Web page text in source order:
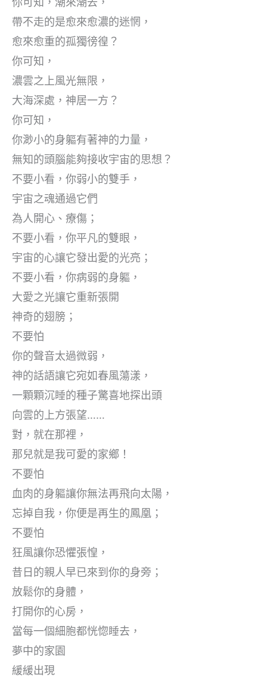
帶不走的是愈來愈濃的迷惘，
愈來愈重的孤獨徬徨？
你可知，
濃雲之上風光無限，
大海深處，神居一方？
你可知，
你渺小的身軀有著神的力量，
無知的頭腦能夠接收宇宙的思想？
不要小看，你弱小的雙手，
宇宙之魂通過它們
為人開心、療傷；
不要小看，你平凡的雙眼，
宇宙的心讓它發出愛的光亮；
不要小看，你病弱的身軀，
大愛之光讓它重新張開
神奇的翅膀；
不要怕
你的聲音太過微弱，
神的話語讓它宛如春風蕩漾，
一顆顆沉睡的種子驚喜地探出頭
向雲的上方張望……
對，就在那裡，
那兒就是我可愛的家鄉！
不要怕
血肉的身軀讓你無法再飛向太陽，
忘掉自我，你便是再生的鳳凰；
不要怕
狂風讓你恐懼張惶，
昔日的親人早已來到你的身旁；
放鬆你的身體，
打開你的心房，
當每一個細胞都恍惚睡去，
夢中的家園
緩緩出現